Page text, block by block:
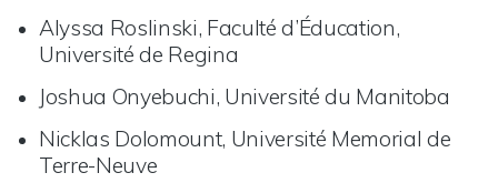
Alyssa Roslinski, Faculté d’Éducation,
Université de Regina
Joshua Onyebuchi, Université du Manitoba
Nicklas Dolomount, Université Memorial de
Terre-Neuve